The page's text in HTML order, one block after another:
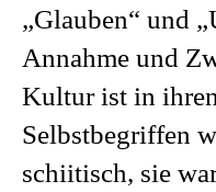
„Glauben“ und
Annahme und
Kultur ist in
Selbstbegriffen
schiitisch, sie